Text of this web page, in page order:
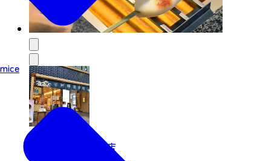
mice
株式会社阿部蒲鉾店